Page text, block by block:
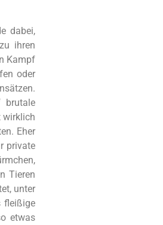
dabei,
ihren
Kampf
oder
brutale
wirklich
Eher
private
Tieren
unter
fleißige
etwas